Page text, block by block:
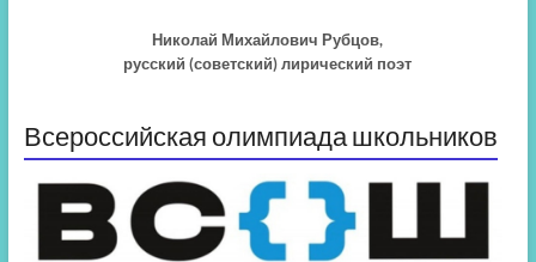
Николай Михайлович Рубцов,
русский (советский) лирический поэт
Всероссийская олимпиада школьников